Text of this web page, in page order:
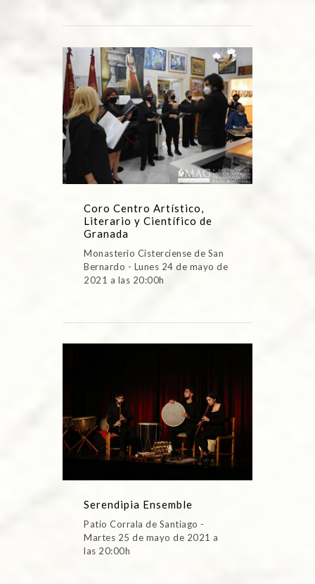
Coro Centro Artístico,
Literario y Científico de
Granada
Monasterio Cisterciense de San
Bernardo - Lunes 24 de mayo de
2021 a las 20:00h
Serendipia Ensemble
Patio Corrala de Santiago -
Martes 25 de mayo de 2021 a
las 20:00h